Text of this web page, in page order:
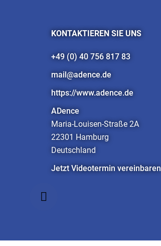
KONTAKTIEREN SIE UNS
+49 (0) 40 756 817 83
mail@adence.de
https://www.adence.de
ADence
Maria-Louisen-Straße 2A
22301 Hamburg
Deutschland
Jetzt Videotermin vereinbaren